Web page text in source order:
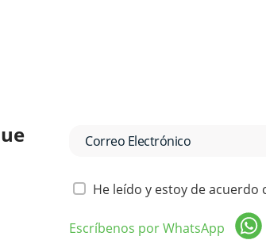
He leído y estoy de acuerdo
Escríbenos por WhatsApp